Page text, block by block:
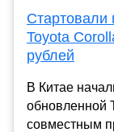
Стартовали
Toyota
рублей
В Китае
обновленной
совместным